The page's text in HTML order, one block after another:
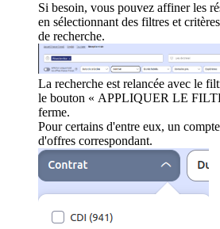
Si besoin, vous pouvez affiner les
en sélectionnant des filtres et
de recherche.
La recherche est relancée avec le
le bouton « APPLIQUER LE
ferme.
Pour certains d'entre eux, un
d'offres correspondant.